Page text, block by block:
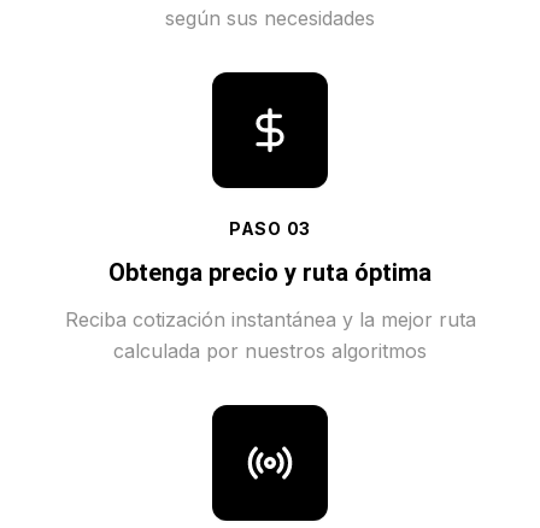
según sus necesidades
PASO 03
Obtenga precio y ruta óptima
Reciba cotización instantánea y la mejor ruta
calculada por nuestros algoritmos